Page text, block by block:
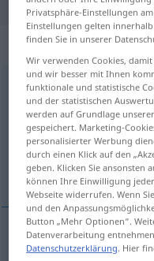
ausspannen
Übersicht aller
(Für mehr Details die
þenja út, spenna
þenjaút ausspannen
Privatsphäre-Einstellungen
Einstellungen gelten
finden Sie in unserer
Wir verwenden Cookies,
und wir besser mit Ihnen
funktionale und statistische
und der statistischen
werden auf Grundlage
gespeichert. Marketing-
personalisierter Werbung
durch einen Klick auf den
geben. Klicken Sie ansonsten
können Ihre Einwilligung
Webseite widerrufen. Wenn
und den
Button „Mehr Optionen“.
Datenverarbeitung
Datenschutzerklärung. Hier